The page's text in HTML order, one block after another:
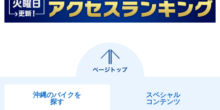
沖縄のバイクを
探す
スペシャル
コンテンツ